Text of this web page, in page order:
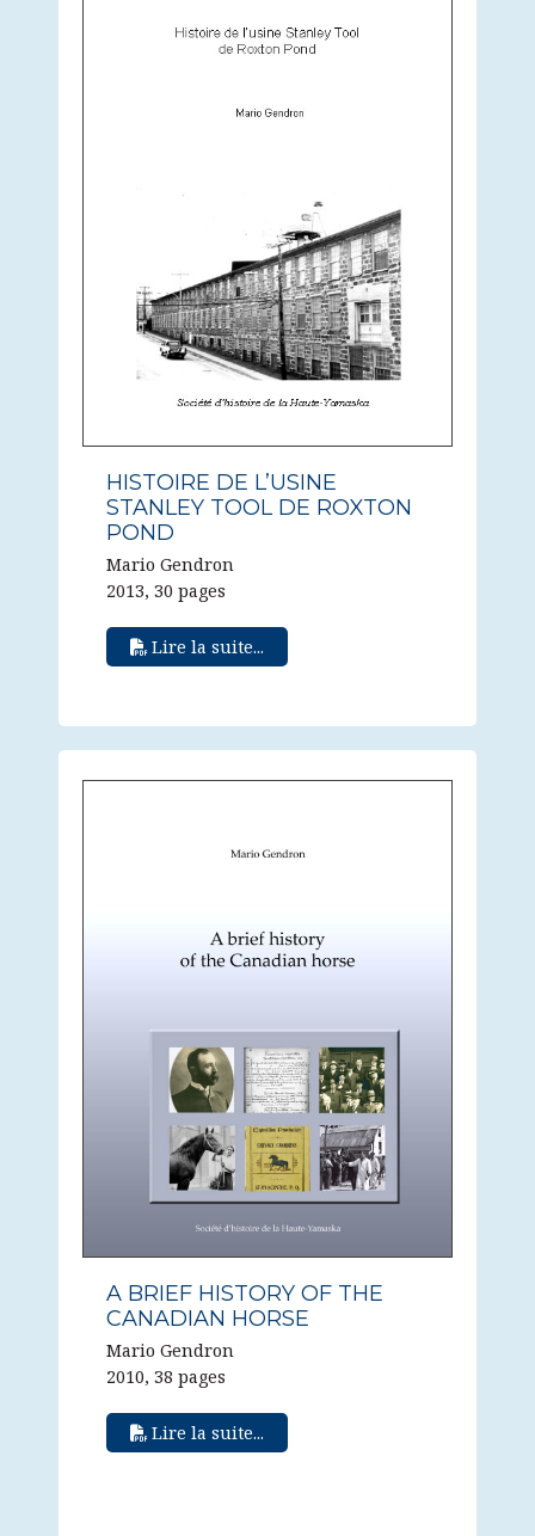
HISTOIRE DE L’USINE
STANLEY TOOL DE ROXTON
POND
Mario Gendron
2013, 30 pages
Lire la suite...
A BRIEF HISTORY OF THE
CANADIAN HORSE
Mario Gendron
2010, 38 pages
Lire la suite...